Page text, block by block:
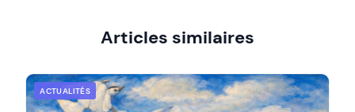
Articles similaires
ACTUALITÉS